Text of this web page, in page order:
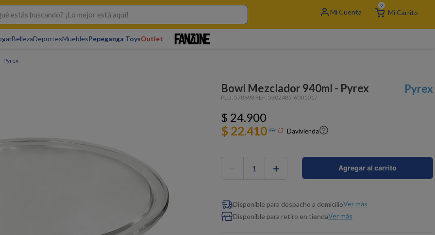
buscando? ¡Lo mejor está aquí! 0
BellezaDeportesMueblesPepeganga ToysOutlet
Pyrex
Bowl Mezclador 940ml - Pyrex
PLU: 578698 REF: 5302485-6001017
Pyrex
$ 24.900
$ 22.410
Davivienda
＋ Agregar al carrito
Disponible para despacho a domicilioVer más
Disponible para retiro en tiendaVer más